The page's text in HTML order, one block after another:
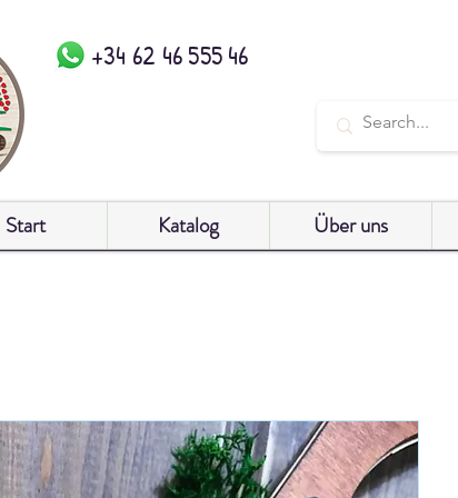
+34 62 46 555 46
Start Katalog Über uns